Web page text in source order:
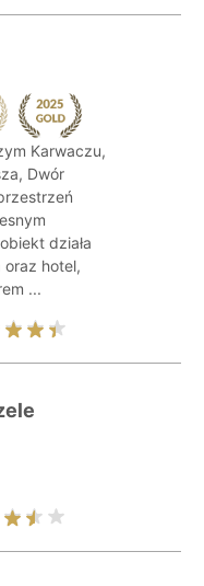
Karwaczu,
Dwór
działa
oraz hotel,
...